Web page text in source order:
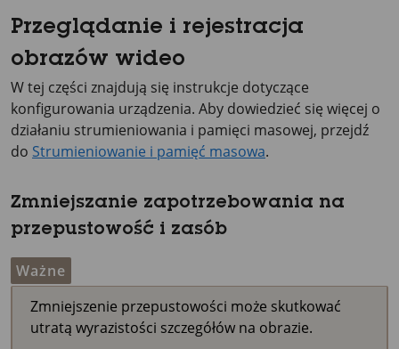
Przeglądanie i rejestracja
obrazów wideo
W tej części znajdują się instrukcje dotyczące
konfigurowania urządzenia. Aby dowiedzieć się więcej o
działaniu strumieniowania i pamięci masowej, przejdź
do Strumieniowanie i pamięć masowa.
Zmniejszanie zapotrzebowania na
przepustowość i zasób
Ważne
Zmniejszenie przepustowości może skutkować
utratą wyrazistości szczegółów na obrazie.